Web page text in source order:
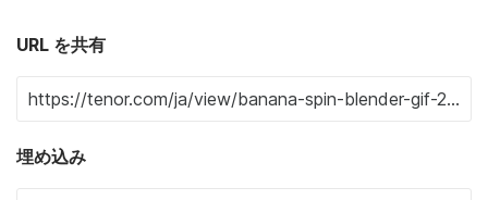
URL を共有
埋め込み